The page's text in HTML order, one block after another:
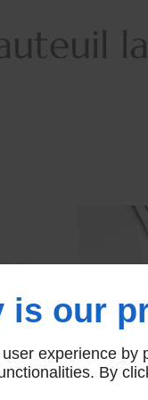
is our
experience
By